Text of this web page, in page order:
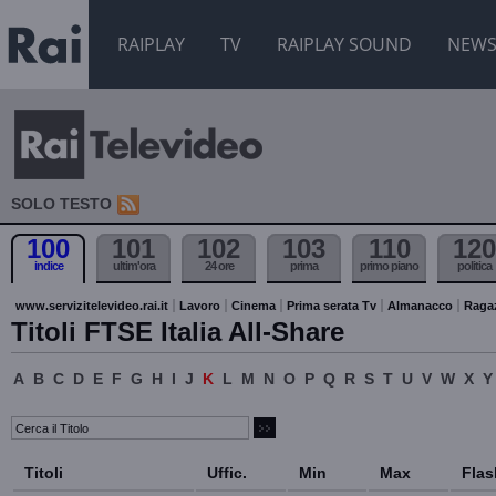
RAIPLAY TV RAIPLAY SOUND NEWS
SOLO TESTO
100
indice
101
ultim'ora
102
24 ore
103
prima
110
primo piano
120
politica
www.servizitelevideo.rai.it Lavoro Cinema Prima serata Tv Almanacco
Titoli FTSE Italia All-Share
A B C D E F G H I J K L M N O P Q R S T U V W X Y
Titoli Uffic. Min Max